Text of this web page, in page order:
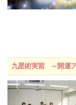
九星術実習 ～開運